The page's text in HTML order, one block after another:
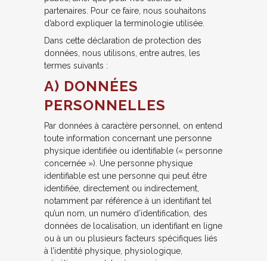
partenaires. Pour ce faire, nous souhaitons
d’abord expliquer la terminologie utilisée.
Dans cette déclaration de protection des
données, nous utilisons, entre autres, les
termes suivants :
A) DONNÉES
PERSONNELLES
Par données à caractère personnel, on entend
toute information concernant une personne
physique identifiée ou identifiable (« personne
concernée »). Une personne physique
identifiable est une personne qui peut être
identifiée, directement ou indirectement,
notamment par référence à un identifiant tel
qu’un nom, un numéro d’identification, des
données de localisation, un identifiant en ligne
ou à un ou plusieurs facteurs spécifiques liés
à l’identité physique, physiologique,